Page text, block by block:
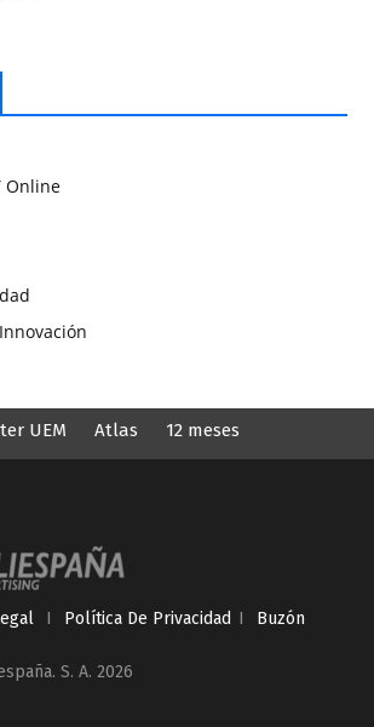
Online
UEM Atlas 12 meses
I Política De Privacidad I
Buzón
S. A. 2026